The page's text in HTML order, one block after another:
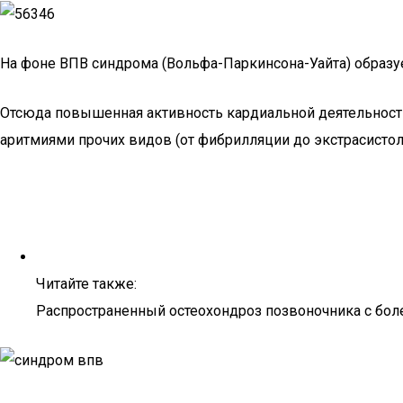
На фоне ВПВ синдрома (Вольфа-Паркинсона-Уайта)
Отсюда повышенная активность кардиальной
аритмиями прочих видов (от фибрилляции до
Читайте также:
Распространенный остеохондроз позвоночника с